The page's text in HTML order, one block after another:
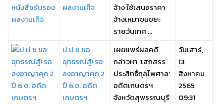
ผลงานเท็จ
จ้าง ใช้เสนอราคา
จ้างเหมาขนขยะ
รายวันเทศ ...
ป.ป.ช.ขอ
อุทธรณ์สู้! รอ
ลงอาญาคุก 2
ปี 6 ด. อดีต
เกษตรฯ
เผยแพร่ผลคดี
กล่าวหา 'เสกสรร
ประสิทธิ์กุลไพศาล'
อดีตเกษตรฯ
จังหวัดสุพรรณบุรี
วันเสาร์,
13
สิงหาคม
2565
09:31